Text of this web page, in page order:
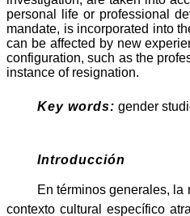
personal life or professional
mandate, is incorporated into
can be affected by new
configuration, such as the
instance of resignation.
Key words: gender
Introducción
En términos generales,
contexto cultural específico